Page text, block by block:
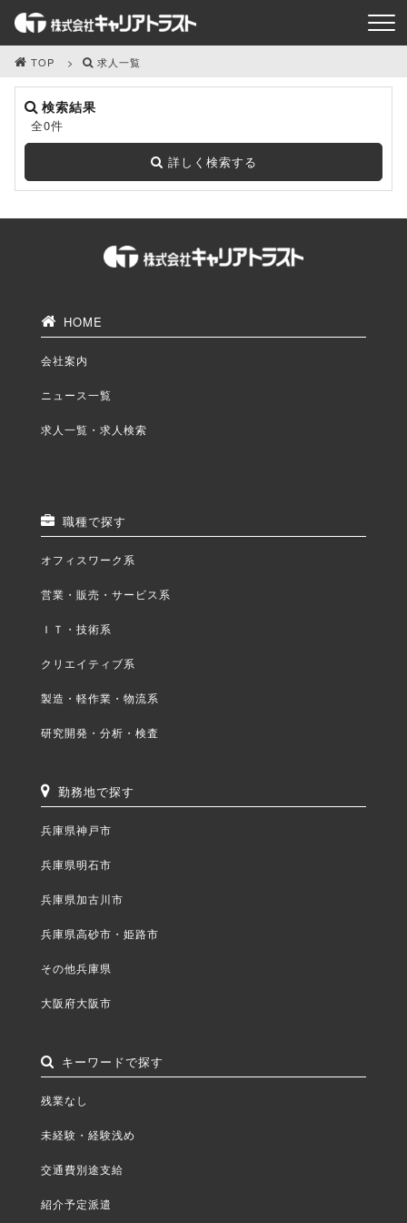
TOP 求人一覧
検索結果
全0件
詳しく検索する
HOME
会社案内
ニュース一覧
求人一覧・求人検索
職種で探す
オフィスワーク系
営業・販売・サービス系
ＩＴ・技術系
クリエイティブ系
製造・軽作業・物流系
研究開発・分析・検査
勤務地で探す
兵庫県神戸市
兵庫県明石市
兵庫県加古川市
兵庫県高砂市・姫路市
その他兵庫県
大阪府大阪市
キーワードで探す
残業なし
未経験・経験浅め
交通費別途支給
紹介予定派遣